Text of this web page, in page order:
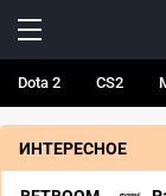
Dota 2 CS2
ИНТЕРЕСНОЕ